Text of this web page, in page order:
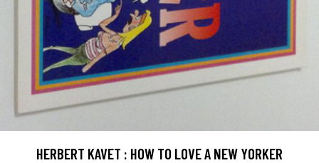
HERBERT KAVET : HOW TO LOVE A NEW YORKER